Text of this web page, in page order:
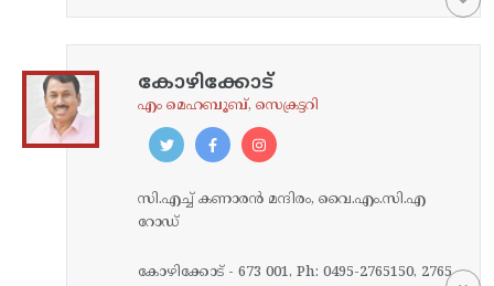
കോഴിക്കോട്‌
എം മെഹബൂബ്, സെക്രട്ടറി
സി.എച്ച്‌ കണാരന്‍ മന്ദിരം, വൈ.എം.സി.എ
റോഡ്‌
കോഴിക്കോട്‌ - 673 001, Ph: 0495-2765150, 2765